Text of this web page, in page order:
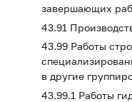
завершающих
43.91
43.99 Работы
в другие
43.99.1 Работы